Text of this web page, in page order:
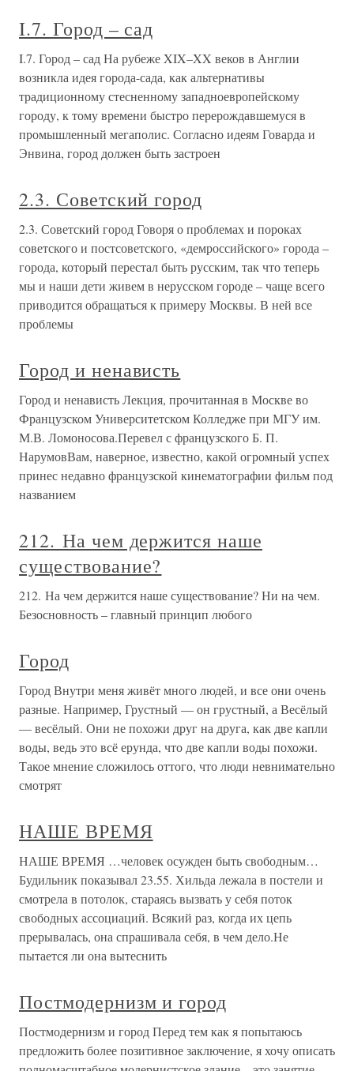
I.7. Город – сад
I.7. Город – сад На рубеже XIX–XX веков в Англии
возникла идея города-сада, как альтернативы
традиционному стесненному западноевропейскому
городу, к тому времени быстро перерождавшемуся в
промышленный мегаполис. Согласно идеям Говарда и
Энвина, город должен быть застроен
2.3. Советский город
2.3. Советский город Говоря о проблемах и пороках
советского и постсоветского, «демроссийского» города –
города, который перестал быть русским, так что теперь
мы и наши дети живем в нерусском городе – чаще всего
приводится обращаться к примеру Москвы. В ней все
проблемы
Город и ненависть
Город и ненависть Лекция, прочитанная в Москве во
Французском Университетском Колледже при МГУ им.
М.В. Ломоносова.Перевел с французского Б. П.
НарумовВам, наверное, известно, какой огромный успех
принес недавно французской кинематографии фильм под
названием
212. На чем держится наше
существование?
212. На чем держится наше существование? Ни на чем.
Безосновность – главный принцип любого
Город
Город Внутри меня живёт много людей, и все они очень
разные. Например, Грустный — он грустный, а Весёлый
— весёлый. Они не похожи друг на друга, как две капли
воды, ведь это всё ерунда, что две капли воды похожи.
Такое мнение сложилось оттого, что люди невнимательно
смотрят
НАШЕ ВРЕМЯ
НАШЕ ВРЕМЯ …человек осужден быть свободным…
Будильник показывал 23.55. Хильда лежала в постели и
смотрела в потолок, стараясь вызвать у себя поток
свободных ассоциаций. Всякий раз, когда их цепь
прерывалась, она спрашивала себя, в чем дело.Не
пытается ли она вытеснить
Постмодернизм и город
Постмодернизм и город Перед тем как я попытаюсь
предложить более позитивное заключение, я хочу описать